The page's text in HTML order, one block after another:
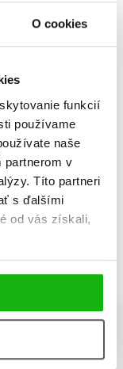
O cookies
funkcií
používame
naše
partnerom v
Títo partneri
s ďalšími
od vás získali,
1